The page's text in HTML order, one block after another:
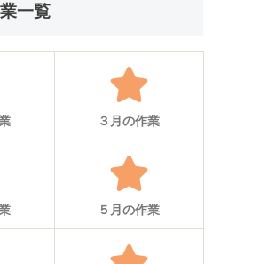
一覧
３月の作業
５月の作業